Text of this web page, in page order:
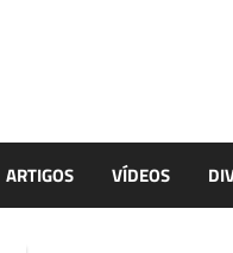
ARTIGOS VÍDEOS